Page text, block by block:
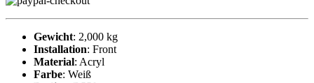
Gewicht: 2,000 kg
Installation: Front
Material: Acryl
Farbe: Weiß